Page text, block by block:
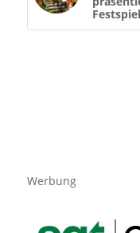
Werbung